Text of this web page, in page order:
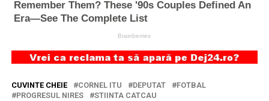
CUVINTE CHEIE CORNEL ITU DEPUTAT
FOTBAL
PROGRESUL NIRES
STIINTA CATCAU